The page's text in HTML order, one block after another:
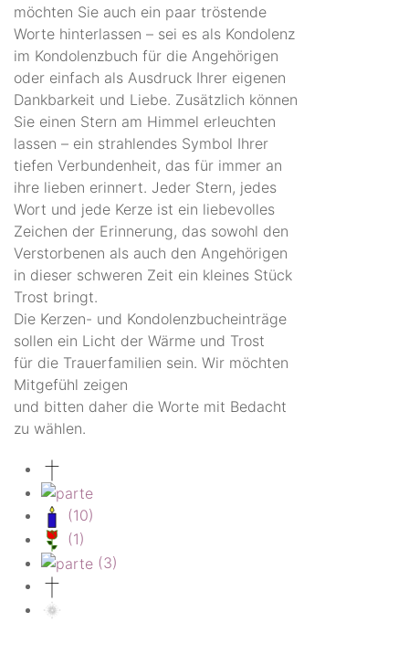
möchten Sie auch ein paar tröstende
Worte hinterlassen – sei es als Kondolenz
im Kondolenzbuch für die Angehörigen
oder einfach als Ausdruck Ihrer eigenen
Dankbarkeit und Liebe. Zusätzlich können
Sie einen Stern am Himmel erleuchten
lassen – ein strahlendes Symbol Ihrer
tiefen Verbundenheit, das für immer an
ihre lieben erinnert. Jeder Stern, jedes
Wort und jede Kerze ist ein liebevolles
Zeichen der Erinnerung, das sowohl den
Verstorbenen als auch den Angehörigen
in dieser schweren Zeit ein kleines Stück
Trost bringt.
Die Kerzen- und Kondolenzbucheinträge
sollen ein Licht der Wärme und Trost
für die Trauerfamilien sein. Wir möchten
Mitgefühl zeigen
und bitten daher die Worte mit Bedacht
zu wählen.
(10)
(1)
(3)